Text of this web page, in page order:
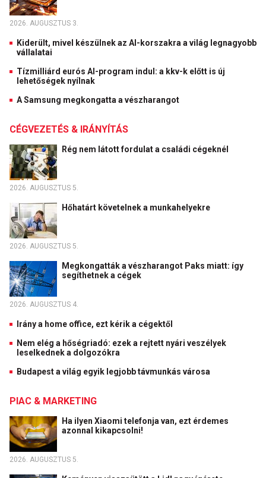
2026. AUGUSZTUS 3.
Kiderült, mivel készülnek az AI-korszakra a világ legnagyobb
vállalatai
Tízmilliárd eurós AI-program indul: a kkv-k előtt is új
lehetőségek nyílnak
A Samsung megkongatta a vészharangot
CÉGVEZETÉS & IRÁNYÍTÁS
Rég nem látott fordulat a családi cégeknél
2026. AUGUSZTUS 5.
Hőhatárt követelnek a munkahelyekre
2026. AUGUSZTUS 5.
Megkongatták a vészharangot Paks miatt: így
segíthetnek a cégek
2026. AUGUSZTUS 4.
Irány a home office, ezt kérik a cégektől
Nem elég a hőségriadó: ezek a rejtett nyári veszélyek
leselkednek a dolgozókra
Budapest a világ egyik legjobb távmunkás városa
PIAC & MARKETING
Ha ilyen Xiaomi telefonja van, ezt érdemes
azonnal kikapcsolni!
2026. AUGUSZTUS 5.